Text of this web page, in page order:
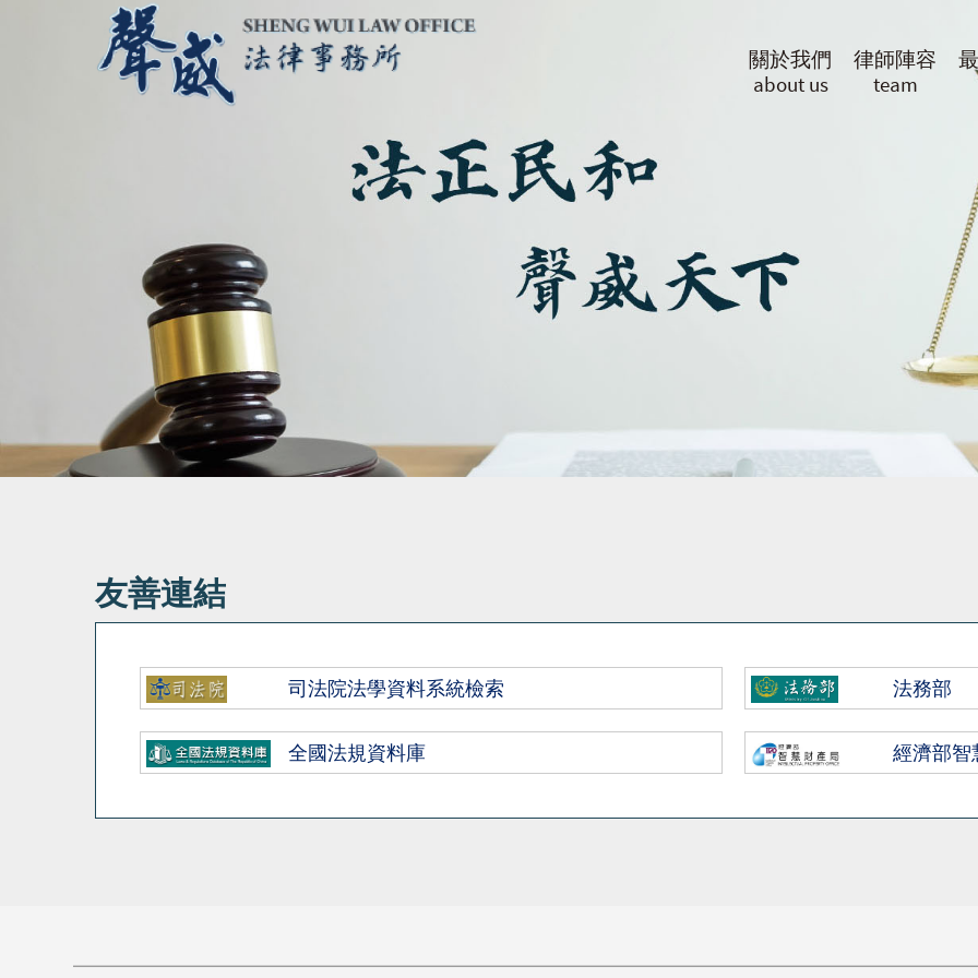
關於我們
about us
律師陣容
team
友善連結
司法院法學資料系統檢索 法務部
全國法規資料庫 經濟部智